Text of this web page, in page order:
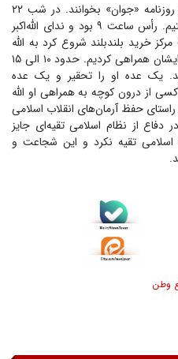
دوست دارم این خاطره را خوانندگان روزنامه «جوان» بخوانند. در شب ۲۲
بهمن برای خرید جهیزیه به تهران رفتیم. رأس ساعت ۹ بود و ندای الله‌اکبر
خرید بلندبلند شروع کرد به الله
اکبر و تکبیر گفتن. من و مادرم هم با ایشان همراهی کردیم. حدود ۱۰ الی ۱۵
یک عده او را تحقیر و یک عده
از درون کوچه به همراهی او الله
حفظ آرمان‌های انقلاب اسلامی
دفاع از نظام اسلامی تقیه‌ای جایز
تقیه نکرد و این شجاعت و
وطن